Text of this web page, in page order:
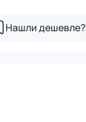
Нашли дешевле?